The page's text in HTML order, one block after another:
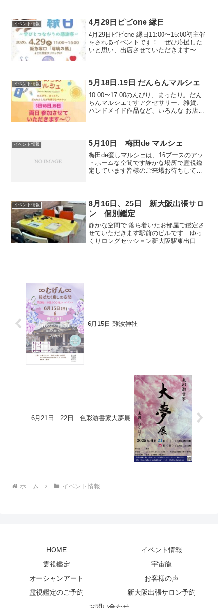
イベント情報 4月29日ピピone 縁日
4月29日ピピone 縁日11:00〜15:00初主催
をされるイベントです！ ぜひ応援した
いと思い、出店させていただきます〜皆
イベント情報 5月18日.19日 だんらんマルシェ
10:00〜17:00のんびり、まったり。だん
らんマルシェですアクセサリー、雑貨、
ハンドメイド作品など、いろんな お店が
予約...
イベント情報 5月10日 梅田de マルシェ
梅田de癒しマルシェは、16ブースのアッ
トホームな空間です静かな場所で霊視鑑
定しています皆様のご来場お待ちしてお
イベント情報
8月16日、25日 新大阪出張サロ
ン 個別鑑定
静かな空間で 落ち着いたお部屋で鑑定さ
せていただきます駅前のビルです ゆっ
くりロングセッション新大阪駅東出口か
6月15日 難波神社
6月21日 22日 色彩游書家大夢展
ホーム イベント情報
HOME
イベント情報
霊視鑑定
宇宙龍
オーシャンアート
お客様の声
霊視鑑定のご予約
新大阪出張サロン予約